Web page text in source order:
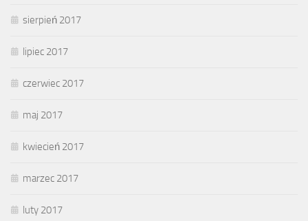
sierpień 2017
lipiec 2017
czerwiec 2017
maj 2017
kwiecień 2017
marzec 2017
luty 2017